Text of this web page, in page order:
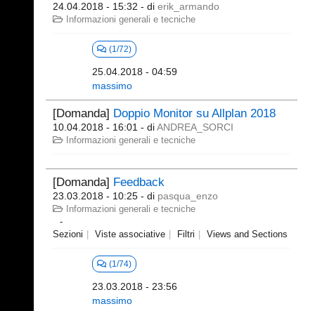
24.04.2018 - 15:32 - di erik_armando
Informazioni generali e tecniche
(1/72)
25.04.2018 - 04:59
massimo
[Domanda] Doppio Monitor su Allplan 2018
10.04.2018 - 16:01 - diANDREA_SORCI
Informazioni generali e tecniche
[Domanda] Feedback
23.03.2018 - 10:25 - di pasqua_enzo
Informazioni generali e tecniche
Sezioni Viste associative Filtri Views and Sections
(1/74)
23.03.2018 - 23:56
massimo